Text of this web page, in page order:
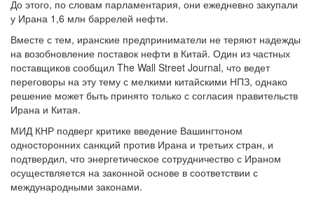
До этого, по словам парламентария, они ежедневно закупали
у Ирана 1,6 млн баррелей нефти.
Вместе с тем, иранские предприниматели не теряют надежды
на возобновление поставок нефти в Китай. Один из частных
поставщиков сообщил The Wall Street Journal, что ведет
переговоры на эту тему с мелкими китайскими НПЗ, однако
решение может быть принято только с согласия правительств
Ирана и Китая.
МИД КНР подверг критике введение Вашингтоном
односторонних санкций против Ирана и третьих стран, и
подтвердил, что энергетическое сотрудничество с Ираном
осуществляется на законной основе в соответствии с
международными законами.